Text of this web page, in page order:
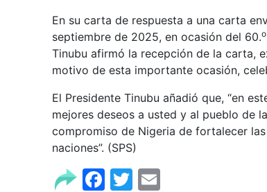
En su carta de respuesta a una carta
septiembre de 2025, en ocasión del 60.o
Tinubu afirmó la recepción de la carta,
motivo de esta importante ocasión,
El Presidente Tinubu añadió que, “en
mejores deseos a usted y al pueblo de
compromiso de Nigeria de fortalecer
naciones”. (SPS)
Facebook
Twitter